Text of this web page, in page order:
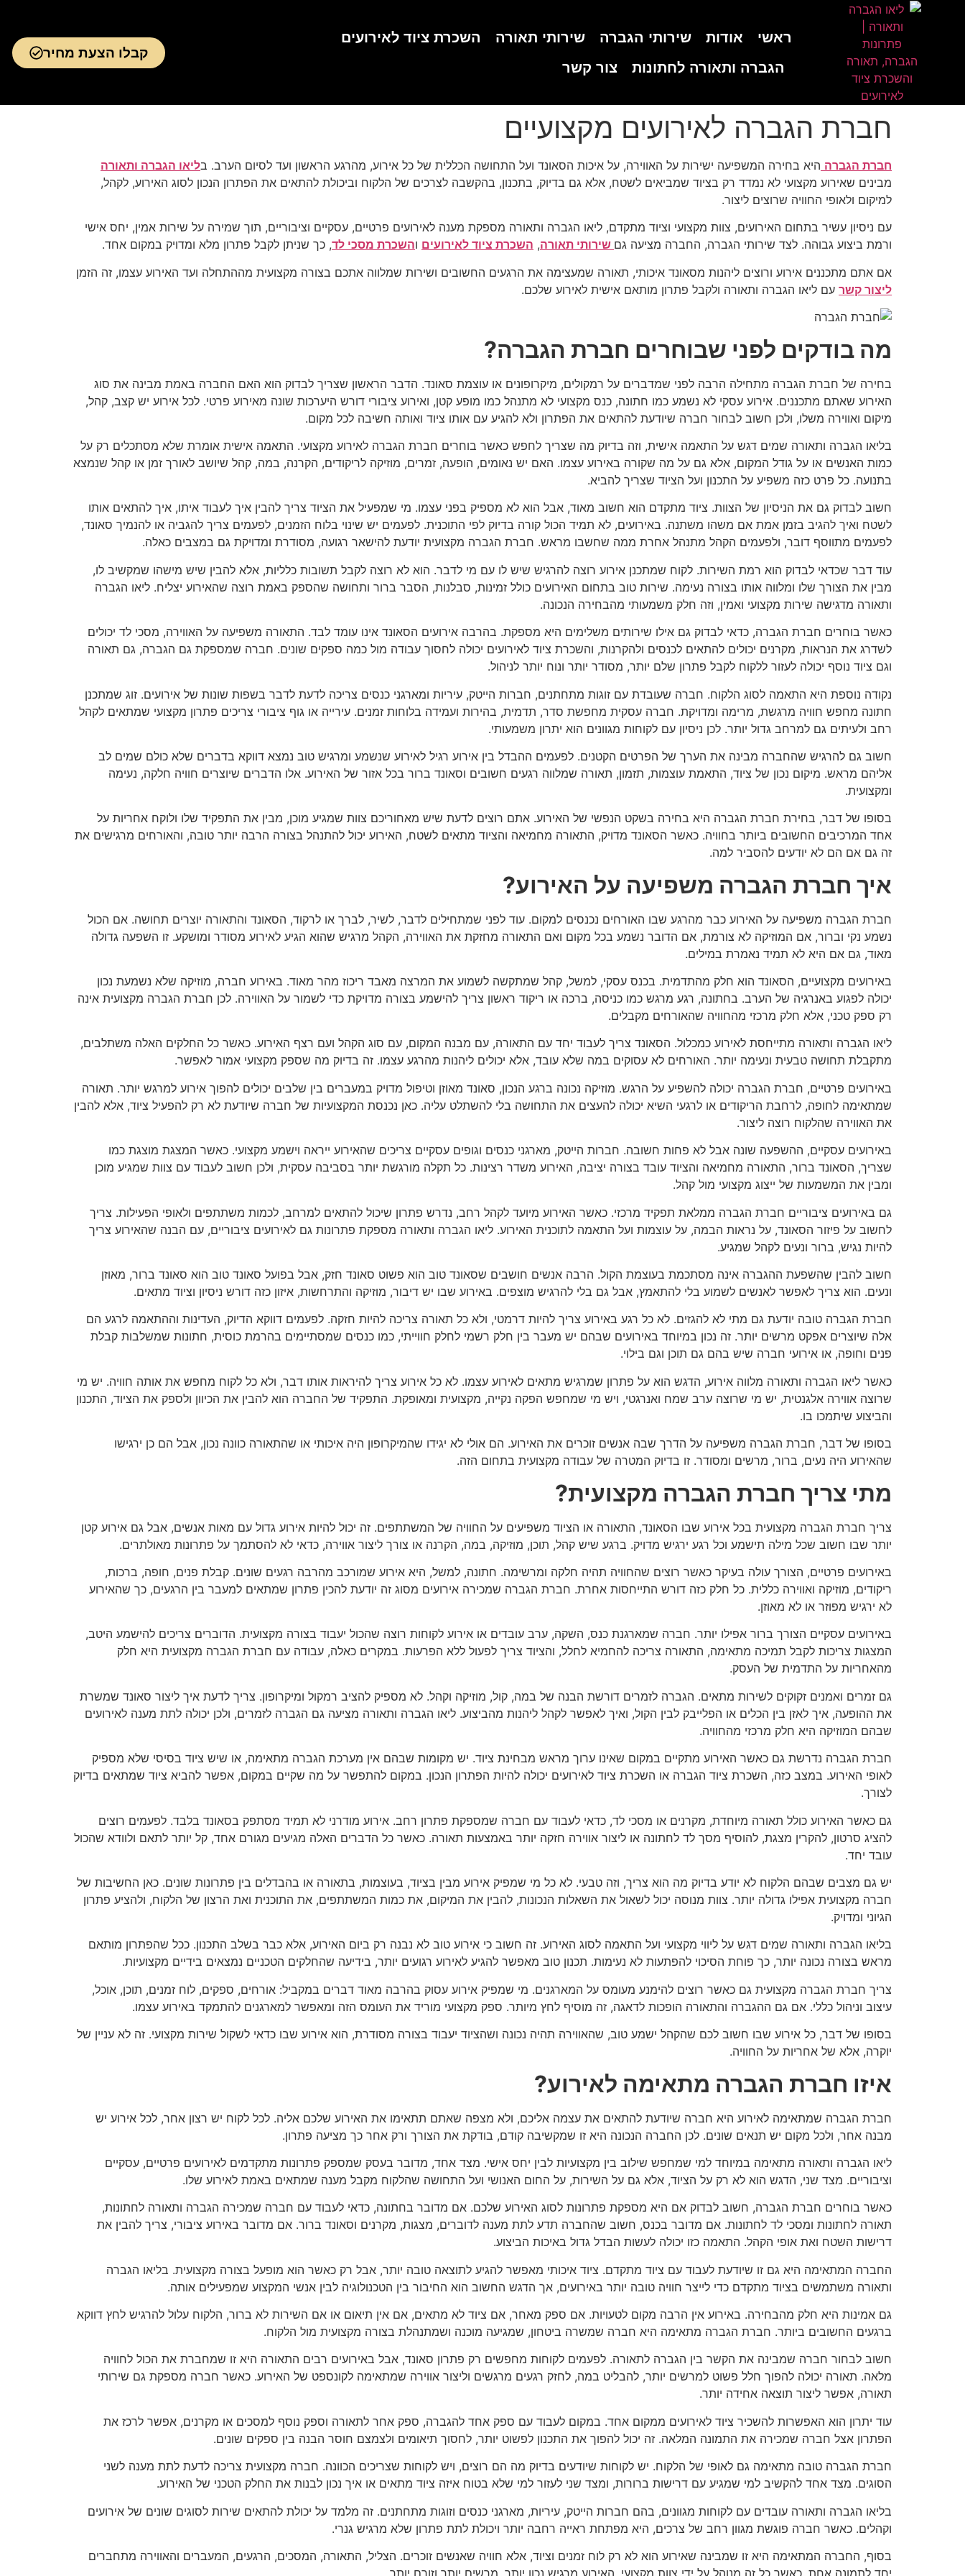
ראשי אודות שירותי הגברה שירותי תאורה
השכרת ציוד לאירועים
הגברה ותאורה לחתונות
צור קשר
קבלו הצעת מחיר
חברת הגברה לאירועים מקצועיים
חברת הגברה היא בחירה המשפיעה ישירות על האווירה, על איכות הסאונד ועל התחושה הכללית של כל אירוע, מהרגע הראשון ועד לסיום הערב. בליאו הגברה ותאורה
מבינים שאירוע מקצועי לא נמדד רק בציוד שמביאים לשטח, אלא גם בדיוק, בתכנון, בהקשבה לצרכים של הלקוח וביכולת להתאים את הפתרון הנכון לסוג האירוע, לקהל,
למיקום ולאופי החוויה שרוצים ליצור.
עם ניסיון עשיר בתחום האירועים, צוות מקצועי וציוד מתקדם, ליאו הגברה ותאורה מספקת מענה לאירועים פרטיים, עסקיים וציבוריים, תוך שמירה על שירות אמין, יחס אישי
ורמת ביצוע גבוהה. לצד שירותי הגברה, החברה מציעה גם שירותי תאורה, השכרת ציוד לאירועים והשכרת מסכי לד, כך שניתן לקבל פתרון מלא ומדויק במקום אחד.
אם אתם מתכננים אירוע ורוצים ליהנות מסאונד איכותי, תאורה שמעצימה את הרגעים החשובים ושירות שמלווה אתכם בצורה מקצועית מההתחלה ועד האירוע עצמו, זה הזמן
ליצור קשר עם ליאו הגברה ותאורה ולקבל פתרון מותאם אישית לאירוע שלכם.
מה בודקים לפני שבוחרים חברת הגברה?
בחירה של חברת הגברה מתחילה הרבה לפני שמדברים על רמקולים, מיקרופונים או עוצמת סאונד. הדבר הראשון שצריך לבדוק הוא האם החברה באמת מבינה את סוג
האירוע שאתם מתכננים. אירוע עסקי לא נשמע כמו חתונה, כנס מקצועי לא מתנהל כמו מופע קטן, ואירוע ציבורי דורש היערכות שונה מאירוע פרטי. לכל אירוע יש קצב, קהל,
מיקום ואווירה משלו, ולכן חשוב לבחור חברה שיודעת להתאים את הפתרון ולא להגיע עם אותו ציוד ואותה חשיבה לכל מקום.
בליאו הגברה ותאורה שמים דגש על התאמה אישית, וזה בדיוק מה שצריך לחפש כאשר בוחרים חברת הגברה לאירוע מקצועי. התאמה אישית אומרת שלא מסתכלים רק על
כמות האנשים או על גודל המקום, אלא גם על מה שקורה באירוע עצמו. האם יש נאומים, הופעה, זמרים, מוזיקה לריקודים, הקרנה, במה, קהל שיושב לאורך זמן או קהל שנמצא
בתנועה. כל פרט כזה משפיע על התכנון ועל הציוד שצריך להביא.
חשוב לבדוק גם את הניסיון של הצוות. ציוד מתקדם הוא חשוב מאוד, אבל הוא לא מספיק בפני עצמו. מי שמפעיל את הציוד צריך להבין איך לעבוד איתו, איך להתאים אותו
לשטח ואיך להגיב בזמן אמת אם משהו משתנה. באירועים, לא תמיד הכול קורה בדיוק לפי התוכנית. לפעמים יש שינוי בלוח הזמנים, לפעמים צריך להגביה או להנמיך סאונד,
לפעמים מתווסף דובר, ולפעמים הקהל מתנהל אחרת ממה שחשבו מראש. חברת הגברה מקצועית יודעת להישאר רגועה, מסודרת ומדויקת גם במצבים כאלה.
עוד דבר שכדאי לבדוק הוא רמת השירות. לקוח שמתכנן אירוע רוצה להרגיש שיש לו עם מי לדבר. הוא לא רוצה לקבל תשובות כלליות, אלא להבין שיש מישהו שמקשיב לו,
מבין את הצורך שלו ומלווה אותו בצורה נעימה. שירות טוב בתחום האירועים כולל זמינות, סבלנות, הסבר ברור ותחושה שהספק באמת רוצה שהאירוע יצליח. ליאו הגברה
ותאורה מדגישה שירות מקצועי ואמין, וזה חלק משמעותי מהבחירה הנכונה.
כאשר בוחרים חברת הגברה, כדאי לבדוק גם אילו שירותים משלימים היא מספקת. בהרבה אירועים הסאונד אינו עומד לבד. התאורה משפיעה על האווירה, מסכי לד יכולים
לשדרג את הנראות, מקרנים יכולים להתאים לכנסים ולהקרנות, והשכרת ציוד לאירועים יכולה לחסוך עבודה מול כמה ספקים שונים. חברה שמספקת גם הגברה, גם תאורה
וגם ציוד נוסף יכולה לעזור ללקוח לקבל פתרון שלם יותר, מסודר יותר ונוח יותר לניהול.
נקודה נוספת היא התאמה לסוג הלקוח. חברה שעובדת עם זוגות מתחתנים, חברות הייטק, עיריות ומארגני כנסים צריכה לדעת לדבר בשפות שונות של אירועים. זוג שמתכנן
חתונה מחפש חוויה מרגשת, מרימה ומדויקת. חברה עסקית מחפשת סדר, תדמית, בהירות ועמידה בלוחות זמנים. עירייה או גוף ציבורי צריכים פתרון מקצועי שמתאים לקהל
רחב ולעיתים גם למרחב גדול יותר. לכן ניסיון עם לקוחות מגוונים הוא יתרון משמעותי.
חשוב גם להרגיש שהחברה מבינה את הערך של הפרטים הקטנים. לפעמים ההבדל בין אירוע רגיל לאירוע שנשמע ומרגיש טוב נמצא דווקא בדברים שלא כולם שמים לב
אליהם מראש. מיקום נכון של ציוד, התאמת עוצמות, תזמון, תאורה שמלווה רגעים חשובים וסאונד ברור בכל אזור של האירוע. אלו הדברים שיוצרים חוויה חלקה, נעימה
ומקצועית.
בסופו של דבר, בחירת חברת הגברה היא בחירה בשקט הנפשי של האירוע. אתם רוצים לדעת שיש מאחוריכם צוות שמגיע מוכן, מבין את התפקיד שלו ולוקח אחריות על
אחד המרכיבים החשובים ביותר בחוויה. כאשר הסאונד מדויק, התאורה מחמיאה והציוד מתאים לשטח, האירוע יכול להתנהל בצורה הרבה יותר טובה, והאורחים מרגישים את
זה גם אם הם לא יודעים להסביר למה.
איך חברת הגברה משפיעה על האירוע?
חברת הגברה משפיעה על האירוע כבר מהרגע שבו האורחים נכנסים למקום. עוד לפני שמתחילים לדבר, לשיר, לברך או לרקוד, הסאונד והתאורה יוצרים תחושה. אם הכול
נשמע נקי וברור, אם המוזיקה לא צורמת, אם הדובר נשמע בכל מקום ואם התאורה מחזקת את האווירה, הקהל מרגיש שהוא הגיע לאירוע מסודר ומושקע. זו השפעה גדולה
מאוד, גם אם היא לא תמיד נאמרת במילים.
באירועים מקצועיים, הסאונד הוא חלק מהתדמית. בכנס עסקי, למשל, קהל שמתקשה לשמוע את המרצה מאבד ריכוז מהר מאוד. באירוע חברה, מוזיקה שלא נשמעת נכון
יכולה לפגוע באנרגיה של הערב. בחתונה, רגע מרגש כמו כניסה, ברכה או ריקוד ראשון צריך להישמע בצורה מדויקת כדי לשמור על האווירה. לכן חברת הגברה מקצועית אינה
רק ספק טכני, אלא חלק מרכזי מהחוויה שהאורחים מקבלים.
ליאו הגברה ותאורה מתייחסת לאירוע כמכלול. הסאונד צריך לעבוד יחד עם התאורה, עם מבנה המקום, עם סוג הקהל ועם רצף האירוע. כאשר כל החלקים האלה משתלבים,
מתקבלת תחושה טבעית ונעימה יותר. האורחים לא עסוקים במה שלא עובד, אלא יכולים ליהנות מהרגע עצמו. זה בדיוק מה שספק מקצועי אמור לאפשר.
באירועים פרטיים, חברת הגברה יכולה להשפיע על הרגש. מוזיקה נכונה ברגע הנכון, סאונד מאוזן וטיפול מדויק במעברים בין שלבים יכולים להפוך אירוע למרגש יותר. תאורה
שמתאימה לחופה, לרחבת הריקודים או לרגעי השיא יכולה להעצים את התחושה בלי להשתלט עליה. כאן נכנסת המקצועיות של חברה שיודעת לא רק להפעיל ציוד, אלא להבין
את האווירה שהלקוח רוצה ליצור.
באירועים עסקיים, ההשפעה שונה אבל לא פחות חשובה. חברות הייטק, מארגני כנסים וגופים עסקיים צריכים שהאירוע ייראה וישמע מקצועי. כאשר המצגת מוצגת כמו
שצריך, הסאונד ברור, התאורה מחמיאה והציוד עובד בצורה יציבה, האירוע משדר רצינות. כל תקלה מורגשת יותר בסביבה עסקית, ולכן חשוב לעבוד עם צוות שמגיע מוכן
ומבין את המשמעות של ייצוג מקצועי מול קהל.
גם באירועים ציבוריים חברת הגברה ממלאת תפקיד מרכזי. כאשר האירוע מיועד לקהל רחב, נדרש פתרון שיכול להתאים למרחב, לכמות משתתפים ולאופי הפעילות. צריך
לחשוב על פיזור הסאונד, על נראות הבמה, על עוצמות ועל התאמה לתוכנית האירוע. ליאו הגברה ותאורה מספקת פתרונות גם לאירועים ציבוריים, עם הבנה שהאירוע צריך
להיות נגיש, ברור ונעים לקהל שמגיע.
חשוב להבין שהשפעת ההגברה אינה מסתכמת בעוצמת הקול. הרבה אנשים חושבים שסאונד טוב הוא פשוט סאונד חזק, אבל בפועל סאונד טוב הוא סאונד ברור, מאוזן
ונעים. הוא צריך לאפשר לאנשים לשמוע בלי להתאמץ, אבל גם בלי להרגיש מוצפים. באירוע שבו יש דיבור, מוזיקה והתרחשות, איזון כזה דורש ניסיון וציוד מתאים.
חברת הגברה טובה יודעת גם מתי לא להגזים. לא כל רגע באירוע צריך להיות דרמטי, ולא כל תאורה צריכה להיות חזקה. לפעמים דווקא הדיוק, העדינות וההתאמה לרגע הם
אלה שיוצרים אפקט מרשים יותר. זה נכון במיוחד באירועים שבהם יש מעבר בין חלק רשמי לחלק חווייתי, כמו כנסים שמסתיימים בהרמת כוסית, חתונות שמשלבות קבלת
פנים וחופה, או אירועי חברה שיש בהם גם תוכן וגם בילוי.
כאשר ליאו הגברה ותאורה מלווה אירוע, הדגש הוא על פתרון שמרגיש מתאים לאירוע עצמו. לא כל אירוע צריך להיראות אותו דבר, ולא כל לקוח מחפש את אותה חוויה. יש מי
שרוצה אווירה אלגנטית, יש מי שרוצה ערב שמח ואנרגטי, ויש מי שמחפש הפקה נקייה, מקצועית ומאופקת. התפקיד של החברה הוא להבין את הכיוון ולספק את הציוד, התכנון
והביצוע שיתמכו בו.
בסופו של דבר, חברת הגברה משפיעה על הדרך שבה אנשים זוכרים את האירוע. הם אולי לא יגידו שהמיקרופון היה איכותי או שהתאורה כוונה נכון, אבל הם כן ירגישו
שהאירוע היה נעים, ברור, מרשים ומסודר. זו בדיוק המטרה של עבודה מקצועית בתחום הזה.
מתי צריך חברת הגברה מקצועית?
צריך חברת הגברה מקצועית בכל אירוע שבו הסאונד, התאורה או הציוד משפיעים על החוויה של המשתתפים. זה יכול להיות אירוע גדול עם מאות אנשים, אבל גם אירוע קטן
יותר שבו חשוב שכל מילה תישמע וכל רגע ירגיש מדויק. ברגע שיש קהל, תוכן, מוזיקה, במה, הקרנה או צורך ליצור אווירה, כדאי לא להסתמך על פתרונות מאולתרים.
באירועים פרטיים, הצורך עולה בעיקר כאשר רוצים שהחוויה תהיה חלקה ומרשימה. חתונה, למשל, היא אירוע שמורכב מהרבה רגעים שונים. קבלת פנים, חופה, ברכות,
ריקודים, מוזיקה ואווירה כללית. כל חלק כזה דורש התייחסות אחרת. חברת הגברה שמכירה אירועים מסוג זה יודעת להכין פתרון שמתאים למעבר בין הרגעים, כך שהאירוע
לא ירגיש מפוזר או לא מאוזן.
באירועים עסקיים הצורך ברור אפילו יותר. חברה שמארגנת כנס, השקה, ערב עובדים או אירוע לקוחות רוצה שהכול יעבוד בצורה מקצועית. הדוברים צריכים להישמע היטב,
המצגות צריכות לקבל תמיכה מתאימה, התאורה צריכה להחמיא לחלל, והציוד צריך לפעול ללא הפרעות. במקרים כאלה, עבודה עם חברת הגברה מקצועית היא חלק
מהאחריות על התדמית של העסק.
גם זמרים ואמנים זקוקים לשירות מתאים. הגברה לזמרים דורשת הבנה של במה, קול, מוזיקה וקהל. לא מספיק להציב רמקול ומיקרופון. צריך לדעת איך ליצור סאונד שמשרת
את ההופעה, איך לאזן בין הכלים או הפלייבק לבין הקול, ואיך לאפשר לקהל ליהנות מהביצוע. ליאו הגברה ותאורה מציעה גם הגברה לזמרים, ולכן יכולה לתת מענה לאירועים
שבהם המוזיקה היא חלק מרכזי מהחוויה.
חברת הגברה נדרשת גם כאשר האירוע מתקיים במקום שאינו ערוך מראש מבחינת ציוד. יש מקומות שבהם אין מערכת הגברה מתאימה, או שיש ציוד בסיסי שלא מספיק
לאופי האירוע. במצב כזה, השכרת ציוד הגברה או השכרת ציוד לאירועים יכולה להיות הפתרון הנכון. במקום להתפשר על מה שקיים במקום, אפשר להביא ציוד שמתאים בדיוק
לצורך.
גם כאשר האירוע כולל תאורה מיוחדת, מקרנים או מסכי לד, כדאי לעבוד עם חברה שמספקת פתרון רחב. אירוע מודרני לא תמיד מסתפק בסאונד בלבד. לפעמים רוצים
להציג סרטון, להקרין מצגת, להוסיף מסך לד לחתונה או ליצור אווירה חזקה יותר באמצעות תאורה. כאשר כל הדברים האלה מגיעים מגורם אחד, קל יותר לתאם ולוודא שהכול
עובד יחד.
יש גם מצבים שבהם הלקוח לא יודע בדיוק מה הוא צריך, וזה טבעי. לא כל מי שמפיק אירוע מבין בציוד, בעוצמות, בתאורה או בהבדלים בין פתרונות שונים. כאן החשיבות של
חברה מקצועית אפילו גדולה יותר. צוות מנוסה יכול לשאול את השאלות הנכונות, להבין את המיקום, את כמות המשתתפים, את התוכנית ואת הרצון של הלקוח, ולהציע פתרון
הגיוני ומדויק.
בליאו הגברה ותאורה שמים דגש על ליווי מקצועי ועל התאמה לסוג האירוע. זה חשוב כי אירוע טוב לא נבנה רק ביום האירוע, אלא כבר בשלב התכנון. ככל שהפתרון מותאם
מראש בצורה נכונה יותר, כך פוחת הסיכוי להפתעות לא נעימות. תכנון טוב מאפשר להגיע לאירוע רגועים יותר, בידיעה שהחלקים הטכניים נמצאים בידיים מקצועיות.
צריך חברת הגברה מקצועית גם כאשר רוצים להימנע מעומס על המארגנים. מי שמפיק אירוע עסוק בהרבה מאוד דברים במקביל: אורחים, ספקים, לוח זמנים, תוכן, אוכל,
עיצוב וניהול כללי. אם גם ההגברה והתאורה הופכות לדאגה, זה מוסיף לחץ מיותר. ספק מקצועי מוריד את העומס הזה ומאפשר למארגנים להתמקד באירוע עצמו.
בסופו של דבר, כל אירוע שבו חשוב לכם שהקהל ישמע טוב, שהאווירה תהיה נכונה ושהציוד יעבוד בצורה מסודרת, הוא אירוע שבו כדאי לשקול שירות מקצועי. זה לא עניין של
יוקרה, אלא של אחריות על החוויה.
איזו חברת הגברה מתאימה לאירוע?
חברת הגברה שמתאימה לאירוע היא חברה שיודעת להתאים את עצמה אליכם, ולא מצפה שאתם תתאימו את האירוע שלכם אליה. לכל לקוח יש רצון אחר, לכל אירוע יש
מבנה אחר, ולכל מקום יש תנאים שונים. לכן החברה הנכונה היא זו שמקשיבה קודם, בודקת את הצורך ורק אחר כך מציעה פתרון.
ליאו הגברה ותאורה מתאימה במיוחד למי שמחפש שילוב בין מקצועיות לבין יחס אישי. מצד אחד, מדובר בעסק שמספק פתרונות מתקדמים לאירועים פרטיים, עסקיים
וציבוריים. מצד שני, הדגש הוא לא רק על הציוד, אלא גם על השירות, על החום האנושי ועל התחושה שהלקוח מקבל מענה שמתאים באמת לאירוע שלו.
כאשר בוחרים חברת הגברה, חשוב לבדוק אם היא מספקת פתרונות לסוג האירוע שלכם. אם מדובר בחתונה, כדאי לעבוד עם חברה שמכירה הגברה ותאורה לחתונות,
תאורה לחתונות ומסכי לד לחתונות. אם מדובר בכנס, חשוב שהחברה תדע לתת מענה לדוברים, מצגות, מקרנים וסאונד ברור. אם מדובר באירוע ציבורי, צריך להבין את
דרישות השטח ואת אופי הקהל. התאמה כזו יכולה לעשות הבדל גדול באיכות הביצוע.
החברה המתאימה היא גם זו שיודעת לעבוד עם ציוד מתקדם. ציוד איכותי מאפשר להגיע לתוצאה טובה יותר, אבל רק כאשר הוא מופעל בצורה מקצועית. בליאו הגברה
ותאורה משתמשים בציוד מתקדם כדי לייצר חוויה טובה יותר באירועים, אך הדגש החשוב הוא החיבור בין הטכנולוגיה לבין אנשי המקצוע שמפעילים אותה.
גם אמינות היא חלק מהבחירה. באירוע אין הרבה מקום לטעויות. אם ספק מאחר, אם ציוד לא מתאים, אם אין תיאום או אם השירות לא ברור, הלקוח עלול להרגיש לחץ דווקא
ברגעים החשובים ביותר. חברת הגברה מתאימה היא חברה שמשרה ביטחון, שמגיעה מוכנה ושמתנהלת בצורה מקצועית מול הלקוח.
חשוב לבחור חברה שמבינה את הקשר בין הגברה לתאורה. לפעמים לקוחות מחפשים רק פתרון סאונד, אבל באירועים רבים התאורה היא זו שמחברת את הכול לחוויה
מלאה. תאורה יכולה להפוך חלל פשוט למרשים יותר, להבליט במה, לחזק רגעים מרגשים וליצור אווירה שמתאימה לקונספט של האירוע. כאשר חברה מספקת גם שירותי
תאורה, אפשר ליצור תוצאה אחידה יותר.
עוד יתרון הוא האפשרות להשכיר ציוד לאירועים ממקום אחד. במקום לעבוד עם ספק אחד להגברה, ספק אחר לתאורה וספק נוסף למסכים או מקרנים, אפשר לרכז את
הפתרון אצל חברה שמכירה את התמונה המלאה. זה יכול להפוך את התכנון לפשוט יותר, לחסוך תיאומים ולצמצם חוסר הבנה בין ספקים שונים.
חברת הגברה טובה מתאימה גם לאופי של הלקוח. יש לקוחות שיודעים בדיוק מה הם רוצים, ויש לקוחות שצריכים הכוונה. חברה מקצועית צריכה לדעת לתת מענה לשני
הסוגים. מצד אחד להקשיב למי שמגיע עם דרישות ברורות, ומצד שני לעזור למי שלא בטוח איזה ציוד מתאים או איך נכון לבנות את החלק הטכני של האירוע.
בליאו הגברה ותאורה עובדים עם לקוחות מגוונים, בהם חברות הייטק, עיריות, מארגני כנסים וזוגות מתחתנים. זה מלמד על יכולת להתאים שירות לסוגים שונים של אירועים
וקהלים. כאשר חברה פוגשת מגוון רחב של צרכים, היא מפתחת ראייה רחבה יותר ויכולת לתת פתרון שלא מרגיש גנרי.
בסוף, החברה המתאימה היא זו שמבינה שאירוע הוא לא רק לוח זמנים וציוד, אלא חוויה שאנשים זוכרים. הצליל, התאורה, המסכים, הרגעים, המעברים והאווירה מתחברים